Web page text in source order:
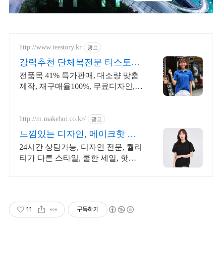
http://www.teestory.kr 광고
강력추천 단체복전문 티스토리
전품목 41% 특가세일
전품목 41% 특가판매, 대소량 맞춤
제작, 재구매율100%, 무료디자인,
http://m.makehot.co.kr/ 광고
느낌있는 디자인, 메이크핫 차
별화되고 세련된 디자인!
24시간 상담가능, 디자인 전문, 퀄리
티가 다른 스타일, 쿨한 세일, 핫한
11 구독하기